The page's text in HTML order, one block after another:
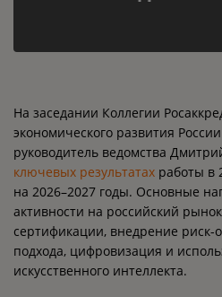
На заседании Коллегии
экономического развития
руководитель ведомства
ключевых результатах работы в
на 2026–2027 годы. Основные
активности на российский
сертификации, внедрение риск-
подхода, цифровизация и
искусственного интеллекта.